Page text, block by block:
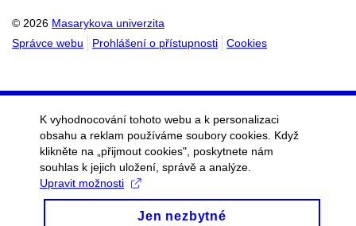
© 2026 Masarykova univerzita
Správce webu
Prohlášení o přístupnosti Cookies
K vyhodnocování tohoto webu a k personalizaci
obsahu a reklam používáme soubory cookies. Když
klikněte na „přijmout cookies", poskytnete nám
souhlas k jejich uložení, správě a analýze.
Upravit možnosti
Jen nezbytné